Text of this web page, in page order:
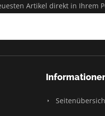
Artikel direkt in Ihrem